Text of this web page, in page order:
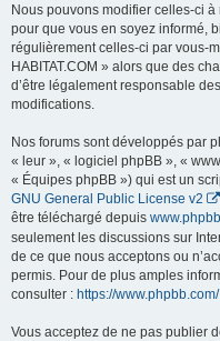
Nous pouvons modifier celles-ci
pour que vous en soyez informé,
régulièrement celles-ci par vous-
HABITAT.COM » alors que des
d’être légalement responsable
modifications.
Nos forums sont développés par
« leur », « logiciel phpBB », «
« Équipes phpBB ») qui est un
GNU General Public License v2
être téléchargé depuis
seulement les discussions sur
de ce que nous acceptons ou
permis. Pour de plus amples
consulter : https://www.phpbb.com/
Vous acceptez de ne pas publier